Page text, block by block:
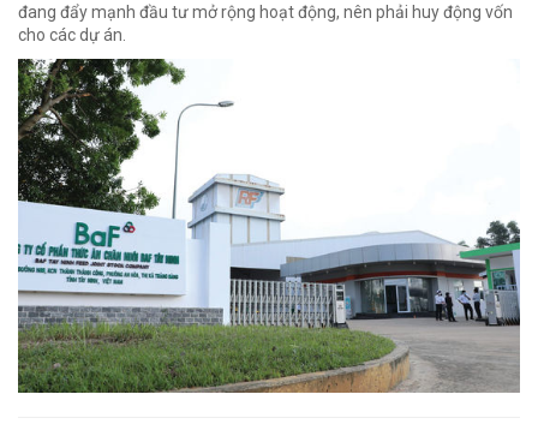
đang đẩy mạnh đầu tư mở rộng hoạt động, nên phải huy động vốn
cho các dự án.